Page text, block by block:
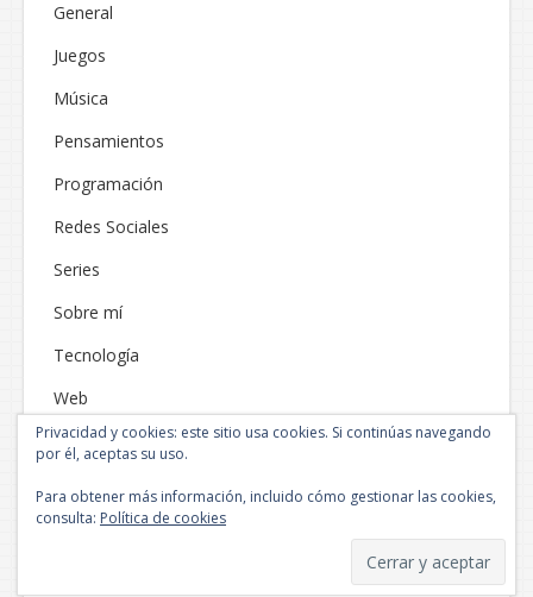
General
Juegos
Música
Pensamientos
Programación
Redes Sociales
Series
Sobre mí
Tecnología
Web
Tema: Neblue por
Privacidad y cookies: este sitio usa cookies. Si continúas navegando
por él, aceptas su uso.
Para obtener más información, incluido cómo gestionar las cookies,
consulta: Política de cookies